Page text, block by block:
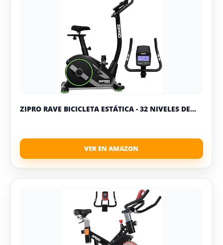
ZIPRO RAVE BICICLETA ESTÁTICA - 32 NIVELES DE...